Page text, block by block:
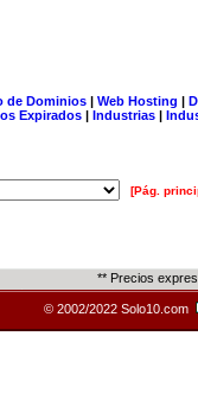
de Dominios| Web Hosting |
Expirados | Industrias |
[Pág.
** Precios
© 2002/2022 Solo10.com